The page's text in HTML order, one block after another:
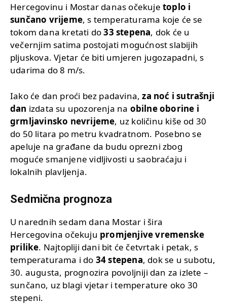
Hercegovinu i Mostar danas očekuje toplo i
sunčano vrijeme, s temperaturama koje će se
tokom dana kretati do33 stepena, dok će u
večernjim satima postojati mogućnost slabijih
pljuskova. Vjetar će biti umjeren jugozapadni, s
udarima do 8 m/s.
Iako će dan proći bez padavina,za noć i sutrašnji
dan izdata su upozorenja na obilne oborine i
grmljavinsko nevrijeme, uz količinu kiše od 30
do 50 litara po metru kvadratnom. Posebno se
apeluje na građane da budu oprezni zbog
moguće smanjene vidljivosti u saobraćaju i
lokalnih plavljenja.
Sedmična prognoza
U narednih sedam dana Mostar i šira
Hercegovina očekuju promjenjive vremenske
prilike. Najtopliji dani bit će četvrtak i petak, s
temperaturama i do 34 stepena, dok se u subotu,
30. augusta, prognozira povoljniji dan za izlete –
sunčano, uz blagi vjetar i temperature oko 30
stepeni.